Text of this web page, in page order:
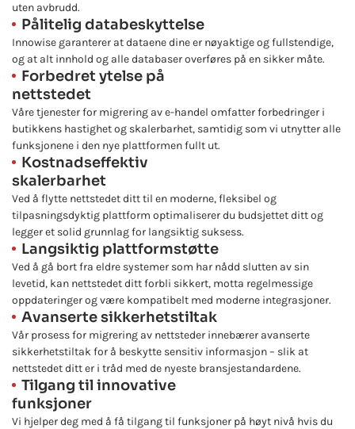
uten avbrudd.
Pålitelig databeskyttelse
Innowise garanterer at dataene dine er nøyaktige og fullstendige,
og at alt innhold og alle databaser overføres på en sikker måte.
Forbedret ytelse på
nettstedet
Våre tjenester for migrering av e-handel omfatter forbedringer i
butikkens hastighet og skalerbarhet, samtidig som vi utnytter alle
funksjonene i den nye plattformen fullt ut.
Kostnadseffektiv
skalerbarhet
Ved å flytte nettstedet ditt til en moderne, fleksibel og
tilpasningsdyktig plattform optimaliserer du budsjettet ditt og
legger et solid grunnlag for langsiktig suksess.
Langsiktig plattformstøtte
Ved å gå bort fra eldre systemer som har nådd slutten av sin
levetid, kan nettstedet ditt forbli sikkert, motta regelmessige
oppdateringer og være kompatibelt med moderne integrasjoner.
Avanserte sikkerhetstiltak
Vår prosess for migrering av nettsteder innebærer avanserte
sikkerhetstiltak for å beskytte sensitiv informasjon – slik at
nettstedet ditt er i tråd med de nyeste bransjestandardene.
Tilgang til innovative
funksjoner
Vi hjelper deg med å få tilgang til funksjoner på høyt nivå hvis du